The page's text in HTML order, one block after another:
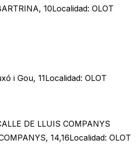
10Localidad: OLOT
i Gou, 11Localidad: OLOT
DE LLUIS COMPANYS
14,16Localidad: OLOT